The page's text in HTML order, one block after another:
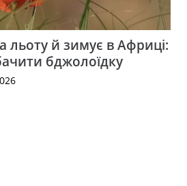
льоту й зимує в Африці:
бджолоїдку